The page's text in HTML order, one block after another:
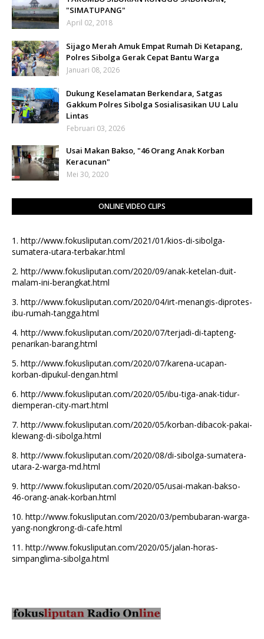
"SIMATUPANG"
April 02, 2018
Sijago Merah Amuk Empat Rumah Di Ketapang,
Polres Sibolga Gerak Cepat Bantu Warga
Januari 08, 2026
Dukung Keselamatan Berkendara, Satgas
Gakkum Polres Sibolga Sosialisasikan UU Lalu
Lintas
Februari 03, 2026
Usai Makan Bakso, "46 Orang Anak Korban
Keracunan"
Mei 30, 2020
ONLINE VIDEO CLIPS
1. http://www.fokusliputan.com/2021/01/kios-di-sibolga-
sumatera-utara-terbakar.html
2. http://www.fokusliputan.com/2020/09/anak-ketelan-duit-
malam-ini-berangkat.html
3. http://www.fokusliputan.com/2020/04/irt-menangis-diprotes-
ibu-rumah-tangga.html
4. http://www.fokusliputan.com/2020/07/terjadi-di-tapteng-
penarikan-barang.html
5. http://www.fokusliputan.com/2020/07/karena-ucapan-
korban-dipukul-dengan.html
6. http://www.fokusliputan.com/2020/05/ibu-tiga-anak-tidur-
diemperan-city-mart.html
7. http://www.fokusliputan.com/2020/05/korban-dibacok-pakai-
klewang-di-sibolga.html
8. http://www.fokusliputan.com/2020/08/di-sibolga-sumatera-
utara-2-warga-md.html
9. http://www.fokusliputan.com/2020/05/usai-makan-bakso-
46-orang-anak-korban.html
10. http://www.fokusliputan.com/2020/03/pembubaran-warga-
yang-nongkrong-di-cafe.html
11. http://www.fokusliputan.com/2020/05/jalan-horas-
simpanglima-sibolga.html